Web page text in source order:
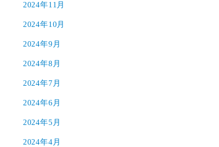
2024年11月
2024年10月
2024年9月
2024年8月
2024年7月
2024年6月
2024年5月
2024年4月